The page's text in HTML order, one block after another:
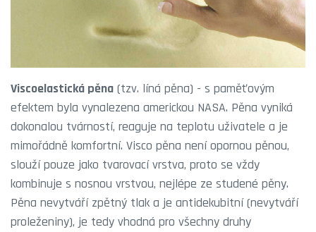
Viscoelastická pěna (tzv. líná pěna) - s paměťovým
efektem byla vynalezena americkou NASA. Pěna vyniká
dokonalou tvárností, reaguje na teplotu uživatele a je
mimořádně komfortní. Visco pěna není opornou pěnou,
slouží pouze jako tvarovací vrstva, proto se vždy
kombinuje s nosnou vrstvou, nejlépe ze studené pěny.
Pěna nevytváří zpětný tlak a je antidekubitní (nevytváří
proleženiny), je tedy vhodná pro všechny druhy